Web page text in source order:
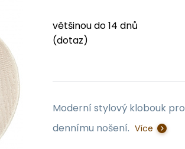
většinou do 14 dnů
(dotaz)
Moderní stylový klobouk
dennímu nošení. Více